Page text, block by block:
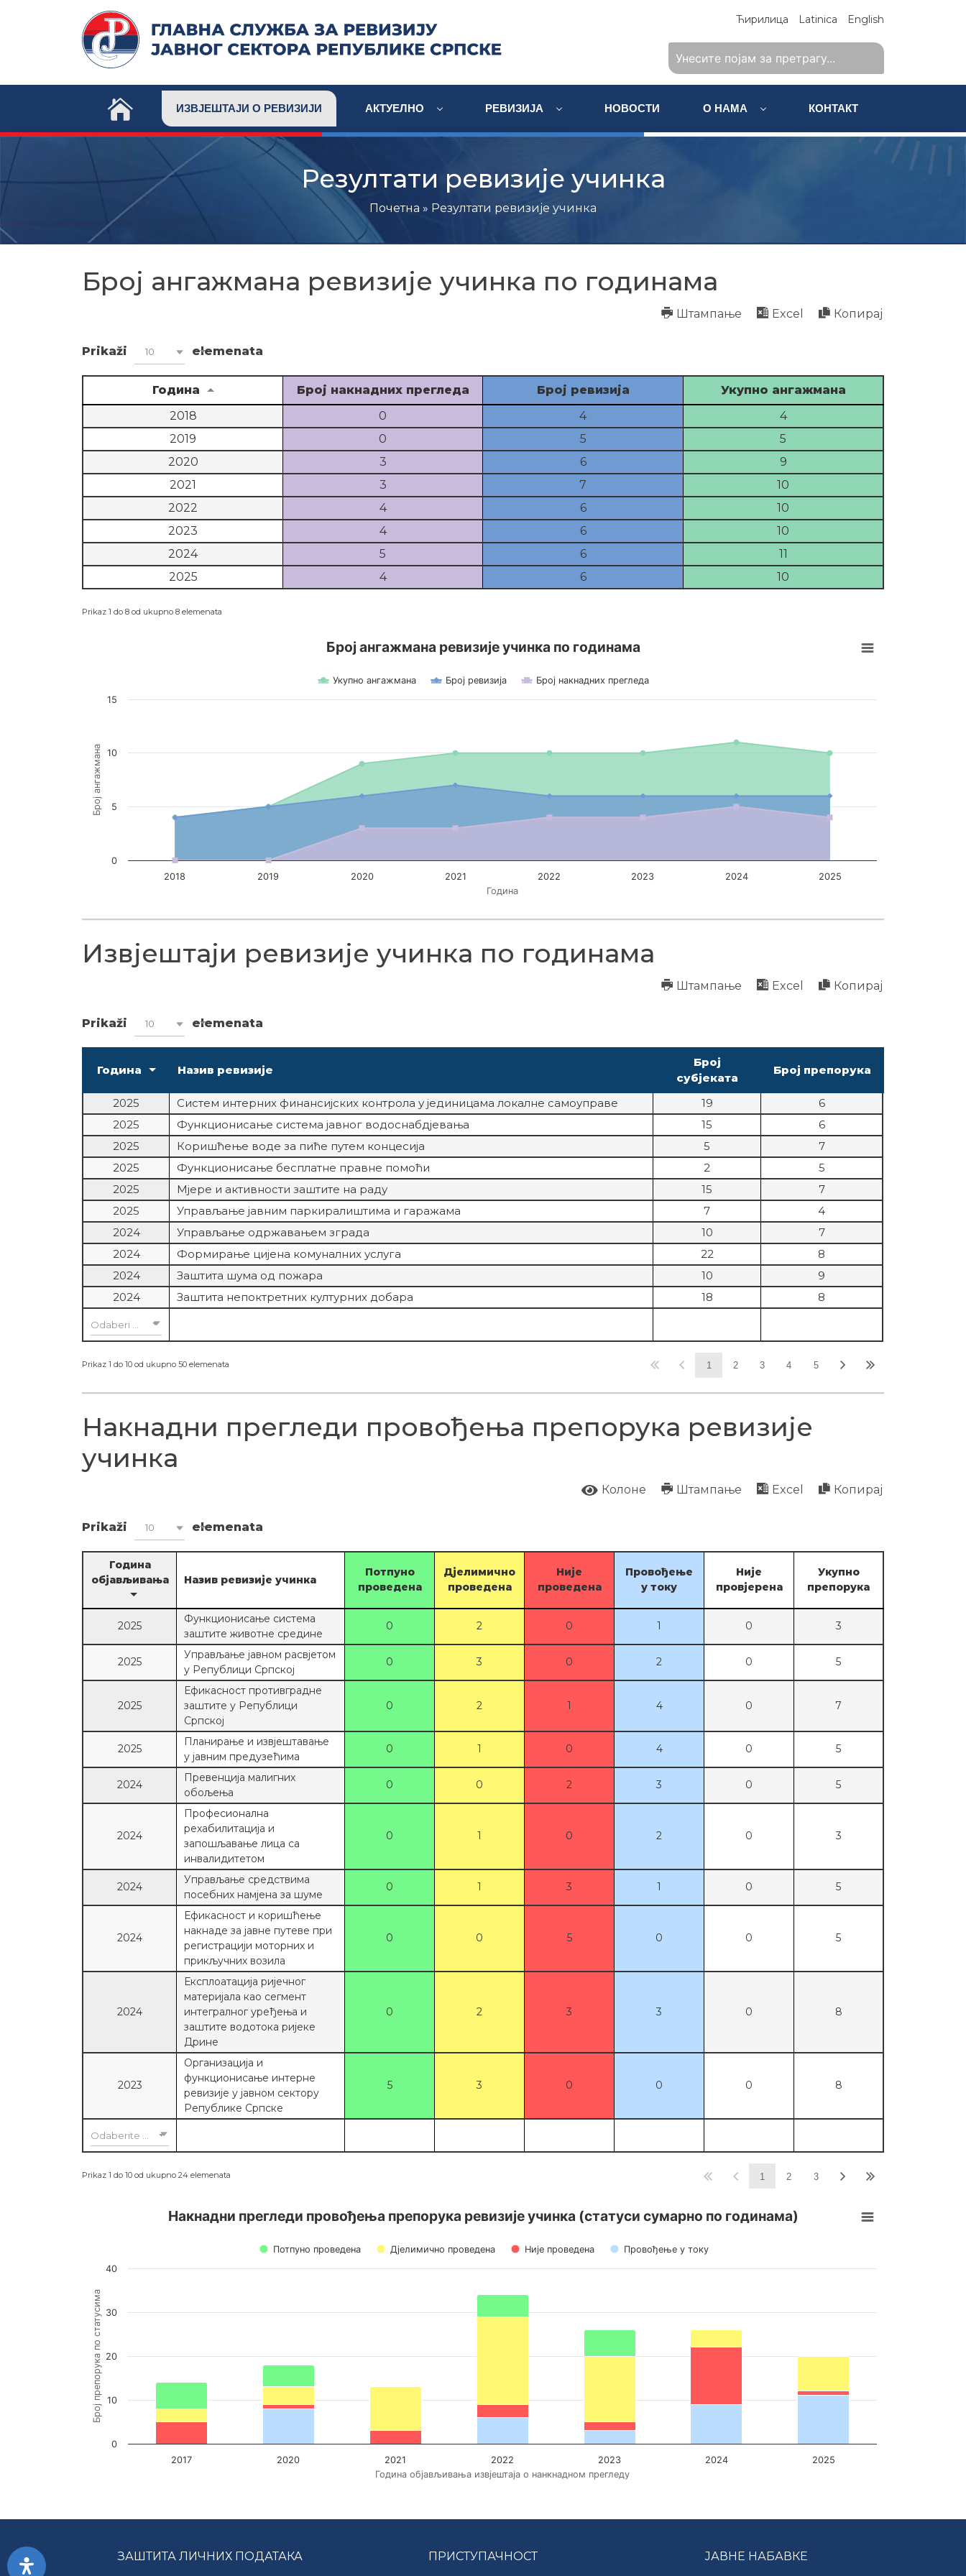
Ћирилица Latinica English
ИЗВЈЕШТАЈИ О РЕВИЗИЈИ АКТУЕЛНО РЕВИЗИЈА НОВОСТИ О НАМА КОНТАКТ
Резултати ревизије учинка
Почетна » Резултати ревизије учинка
Број ангажмана ревизије учинка по годинама
Штампање Excel Копирај
Prikaži 10 elemenata
Година Број накнадних прегледа Број ревизија
Укупно ангажмана
2018
0 4
4
2019
0 5
5
2020
3 6
9
2021
3 7
10
2022
4 6
10
2023
4 6
10
2024
5 6
11
2025
4 6 10
Prikaz 1 do 8 od ukupno 8 elemenata
Број ангажмана ревизије учинка по годинама
Година
Број ангажмана
Број ангажмана ревизије учинка по годинама
Укупно ангажмана Број ревизија Број накнадних прегледа
2018 2019 2020 2021 2022 2023 2024 2025
0
10
5
15
Извјештаји ревизије учинка по годинама
Штампање Excel Копирај
Prikaži 10 elemenata
Година Назив ревизије
Број
субјеката
Број препорука
2025 Систем интерних финансијских контрола у јединицама локалне самоуправе 19
6
2025
Функционисање система јавног водоснабдјевања 15
6
2025
Коришћење воде за пиће путем концесија 5
7
2025
Функционисање бесплатне правне помоћи 2
5
2025
Мјере и активности заштите на раду 15
7
2025
Управљање јавним паркиралиштима и гаражама 7
4
2024
Управљање одржавањем зграда 10
7
2024
Формирање цијена комуналних услуга 22
8
2024
Заштита шума од пожара 10
9
2024
Заштита непоктретних културних добара 18 8
Odaberi godinu
Prikaz 1 do 10 od ukupno 50 elemenata 1 2 3 4 5
Накнадни прегледи провођења препорука ревизије
учинка
Колоне Штампање Excel Копирај
Prikaži 10 elemenata
Година
објављивања
Назив ревизије учинка
Потпуно
проведена
Дјелимично
проведена
Није
проведена
Провођење
у току
Није
провјерена
Укупно
препорука
2025
Функционисање система
заштите животне средине
0 2 0 1 0 3
2025
Управљање јавном расвјетом
у Републици Српској
0 3 0 2 0 5
2025
Ефикасност противградне
заштите у Републици
Српској
0 2 1 4 0 7
2025
Планирање и извјештавање
у јавним предузећима
0 1 0 4 0 5
2024
Превенција малигних
обољења
0 0 2 3 0 5
2024
Професионална
рехабилитација и
запошљавање лица са
инвалидитетом
0 1 0 2 0 3
2024
Управљање средствима
посебних намјена за шуме
0 1 3 1 0 5
2024
Ефикасност и коришћење
накнаде за јавне путеве при
регистрацији моторних и
прикључних возила
0 0 5 0 0 5
2024
Експлоатација ријечног
материјала као сегмент
интегралног уређења и
заштите водотока ријеке
Дрине
0 2 3 3 0 8
2023
Организација и
функционисање интерне
ревизије у јавном сектору
Републике Српске
5 3 0 0 0 8
Odaberite godinu
Prikaz 1 do 10 od ukupno 24 elemenata 1 2 3
Накнадни прегледи провођења препорука ревизије учинка (статуси сумарно по
The chart has 1 Y axis displaying Број препорука по статусима. Data ranges from 0 to 34.
Година објављивања извјештаја о нанкнадном прегледу
Број препорука по статусима
Накнадни прегледи провођења препорука ревизије учинка (статуси сумарно по годинама)
Потпуно проведена Дјелимично проведена Није проведена Провођење у току
2017 2020 2021 2022 2023 2024 2025
0
10
20
30
40
ЗАШТИТА ЛИЧНИХ ПОДАТАКА ПРИСТУПАЧНОСТ ЈАВНЕ НАБАВКЕ